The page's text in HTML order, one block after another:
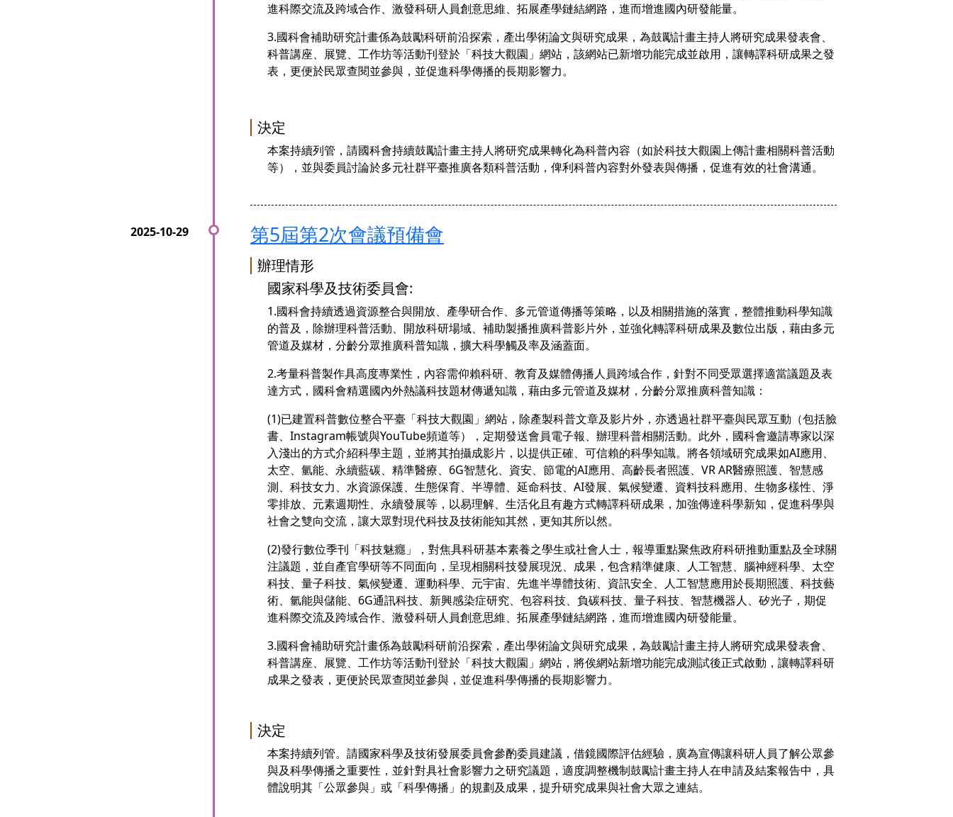
進科際交流及跨域合作、激發科研人員創意思維、拓展產學鏈結網路，進而增進國內研發能量。
3.國科會補助研究計畫係為鼓勵科研前沿探索，產出學術論文與研究成果，為鼓勵計畫主持人將研究成果發表會、
科普講座、展覽、工作坊等活動刊登於「科技大觀園」網站，該網站已新增功能完成並啟用，讓轉譯科研成果之發
表，更便於民眾查閱並參與，並促進科學傳播的長期影響力。
決定
本案持續列管，請國科會持續鼓勵計畫主持人將研究成果轉化為科普內容（如於科技大觀園上傳計畫相關科普活動
等），並與委員討論於多元社群平臺推廣各類科普活動，俾利科普內容對外發表與傳播，促進有效的社會溝通。
第5屆第2次會議預備會
辦理情形
國家科學及技術委員會:
1.國科會持續透過資源整合與開放、產學研合作、多元管道傳播等策略，以及相關措施的落實，整體推動科學知識
的普及，除辦理科普活動、開放科研場域、補助製播推廣科普影片外，並強化轉譯科研成果及數位出版，藉由多元
管道及媒材，分齡分眾推廣科普知識，擴大科學觸及率及涵蓋面。
2.考量科普製作具高度專業性，內容需仰賴科研、教育及媒體傳播人員跨域合作，針對不同受眾選擇適當議題及表
達方式，國科會精選國內外熱議科技題材傳遞知識，藉由多元管道及媒材，分齡分眾推廣科普知識：
(1)已建置科普數位整合平臺「科技大觀園」網站，除產製科普文章及影片外，亦透過社群平臺與民眾互動（包括臉
書、Instagram帳號與YouTube頻道等），定期發送會員電子報、辦理科普相關活動。此外，國科會邀請專家以深
入淺出的方式介紹科學主題，並將其拍攝成影片，以提供正確、可信賴的科學知識。將各領域研究成果如AI應用、
太空、氫能、永續藍碳、精準醫療、6G智慧化、資安、節電的AI應用、高齡長者照護、VR AR醫療照護、智慧感
測、科技女力、水資源保護、生態保育、半導體、延命科技、AI發展、氣候變遷、資料技科應用、生物多樣性、淨
零排放、元素週期性、永續發展等，以易理解、生活化且有趣方式轉譯科研成果，加強傳達科學新知，促進科學與
社會之雙向交流，讓大眾對現代科技及技術能知其然，更知其所以然。
(2)發行數位季刊「科技魅癮」，對焦具科研基本素養之學生或社會人士，報導重點聚焦政府科研推動重點及全球關
注議題，並自產官學研等不同面向，呈現相關科技發展現況、成果，包含精準健康、人工智慧、腦神經科學、太空
科技、量子科技、氣候變遷、運動科學、元宇宙、先進半導體技術、資訊安全、人工智慧應用於長期照護、科技藝
術、氫能與儲能、6G通訊科技、新興感染症研究、包容科技、負碳科技、量子科技、智慧機器人、矽光子，期促
進科際交流及跨域合作、激發科研人員創意思維、拓展產學鏈結網路，進而增進國內研發能量。
3.國科會補助研究計畫係為鼓勵科研前沿探索，產出學術論文與研究成果，為鼓勵計畫主持人將研究成果發表會、
科普講座、展覽、工作坊等活動刊登於「科技大觀園」網站，將俟網站新增功能完成測試後正式啟動，讓轉譯科研
成果之發表，更便於民眾查閱並參與，並促進科學傳播的長期影響力。
決定
本案持續列管。請國家科學及技術發展委員會參酌委員建議，借鏡國際評估經驗，廣為宣傳讓科研人員了解公眾參
與及科學傳播之重要性，並針對具社會影響力之研究議題，適度調整機制鼓勵計畫主持人在申請及結案報告中，具
體說明其「公眾參與」或「科學傳播」的規劃及成果，提升研究成果與社會大眾之連結。